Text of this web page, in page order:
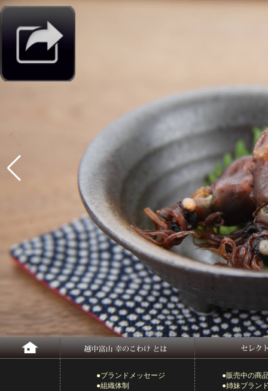
●ブランドメッセージ
●組織体制
●販売中の商
●姉妹ブラン